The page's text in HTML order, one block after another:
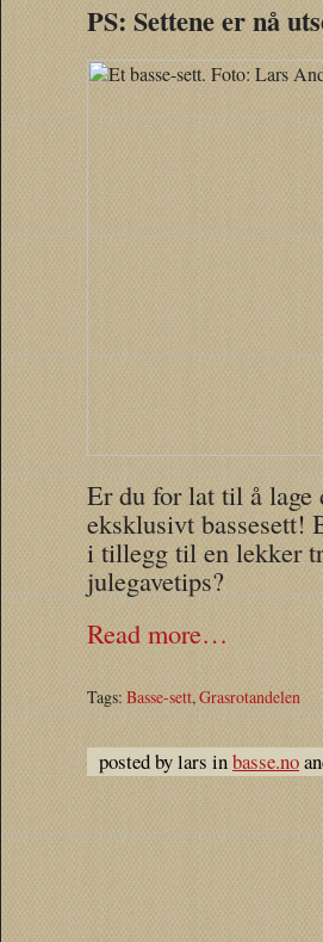
PS: Settene er nå
Er du for lat til å lage
eksklusivt bassesett!
i tillegg til en lekker
julegavetips?
Read more…
Tags: Basse-sett,Grasrotandelen
posted by lars inbasse.no